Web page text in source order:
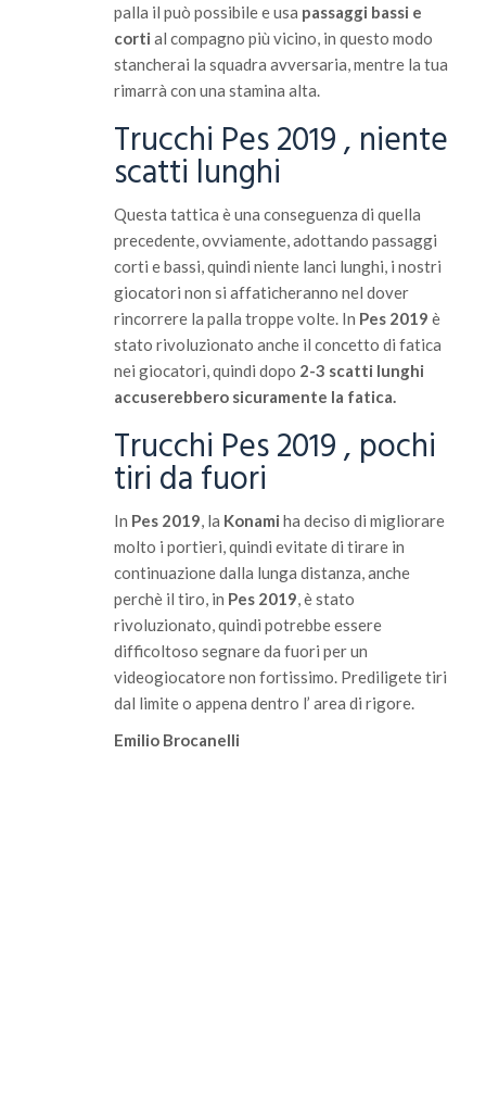
palla il può possibile e usa passaggi bassi e
corti al compagno più vicino, in questo modo
stancherai la squadra avversaria, mentre la tua
rimarrà con una stamina alta.
Trucchi Pes 2019 , niente
scatti lunghi
Questa tattica è una conseguenza di quella
precedente, ovviamente, adottando passaggi
corti e bassi, quindi niente lanci lunghi, i nostri
giocatori non si affaticheranno nel dover
rincorrere la palla troppe volte. In Pes 2019 è
stato rivoluzionato anche il concetto di fatica
nei giocatori, quindi dopo 2-3 scatti lunghi
accuserebbero sicuramente la fatica.
Trucchi Pes 2019 , pochi
tiri da fuori
In Pes 2019 , la Konami ha deciso di migliorare
molto i portieri, quindi evitate di tirare in
continuazione dalla lunga distanza, anche
perchè il tiro, in Pes 2019 , è stato
rivoluzionato, quindi potrebbe essere
difficoltoso segnare da fuori per un
videogiocatore non fortissimo. Prediligete tiri
dal limite o appena dentro l’ area di rigore.
Emilio Brocanelli